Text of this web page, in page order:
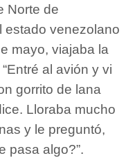
Norte de
estado venezolano
mayo, viajaba la
al avión y vi
gorrito de lana
Lloraba mucho
y le preguntó,
pasa algo?”.